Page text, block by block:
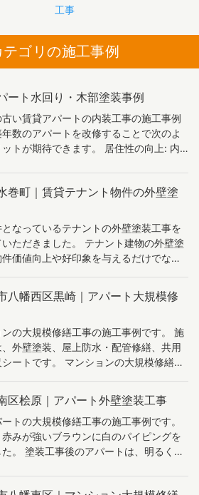
工事
テゴリの施工事例
ート水回り・木部塗装事例
い賃貸アパートの内装工事の施工事例
数のアパートを改修することで次のよ
ットが期待できます。 居住性の向上: 内
期待できます。 省エネルギー: エコな
を導入することで、エネルギー消費を
ができ、光熱費の節約につながりま
利用の最適化: 古い間取りを改善し、効
利用ができるようになります。収納ス
増やすことも可能です。 デザイン性の向
でき、住み心地や見た目の魅力が向上
資産価値の向上: 内装改装により、古い
の資産価値が上がり、賃貸料や売却額が
性があります。 これらのメリットを享
で、古いアパートが新たな価値を持
巻町｜賃貸テナント物件の外壁塗
なっているテナントの外壁塗装工事を
ただきました。 テナント建物の外壁塗
価値向上や好印象を与えるだけでな
があります。美しい外観で購入者に魅力
、適切な塗装材を用いることで建物寿
ンテナンスコスト削減が期待できま
、省エネ性能向上により環境面でも価値
す。これらの効果をアピールし、販売
の魅力を最大限に引き出すことが重要
八幡西区黒崎｜アパート大規模修
ンの大規模修繕工事の施工事例です。 施
外壁塗装、屋上防水・配管修繕、共用
ートです。 マンションの大規模修繕
に寄与します。外観や共用部分の改善で
境を提供し、新規入居者を惹きつけま
更新やバリアフリー対応などで多様な
え、幅広い層の入居者を獲得できま
、耐久性や安全性向上により、長期的な
区桧原｜アパート外壁塗装工事
トの大規模修繕工事の施工事例です。
みが強いブラウンに白のパイピングを
。 塗装工事後のアパートは、明るく洗